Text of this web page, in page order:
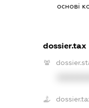
основі
dossier.tax